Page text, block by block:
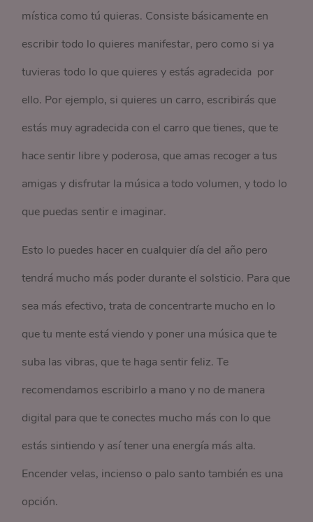
mística como tú quieras. Consiste básicamente en
escribir todo lo quieres manifestar, pero como si ya
tuvieras todo lo que quieres y estás agradecida por
ello. Por ejemplo, si quieres un carro, escribirás que
estás muy agradecida con el carro que tienes, que te
hace sentir libre y poderosa, que amas recoger a tus
amigas y disfrutar la música a todo volumen, y todo lo
que puedas sentir e imaginar.
Esto lo puedes hacer en cualquier día del año pero
tendrá mucho más poder durante el solsticio. Para que
sea más efectivo, trata de concentrarte mucho en lo
que tu mente está viendo y poner una música que te
suba las vibras, que te haga sentir feliz. Te
recomendamos escribirlo a mano y no de manera
digital para que te conectes mucho más con lo que
estás sintiendo y así tener una energía más alta.
Encender velas, incienso o palo santo también es una
opción.